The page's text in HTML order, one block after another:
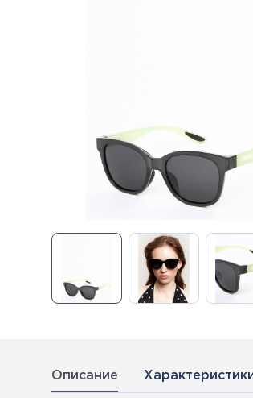
Описание